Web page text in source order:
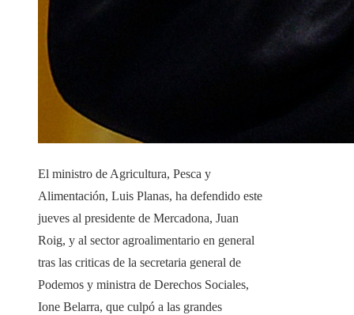
El ministro de Agricultura, Pesca y
Alimentación, Luis Planas, ha defendido este
jueves al presidente de Mercadona, Juan
Roig, y al sector agroalimentario en general
tras las criticas de la secretaria general de
Podemos y ministra de Derechos Sociales,
Ione Belarra, que culpó a las grandes